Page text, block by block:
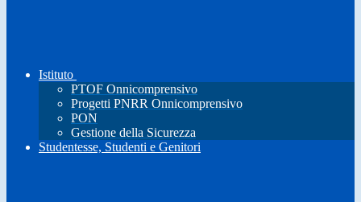
Istituto
PTOF Onnicomprensivo
Progetti PNRR Onnicomprensivo
PON
Gestione della Sicurezza
Studentesse, Studenti e Genitori